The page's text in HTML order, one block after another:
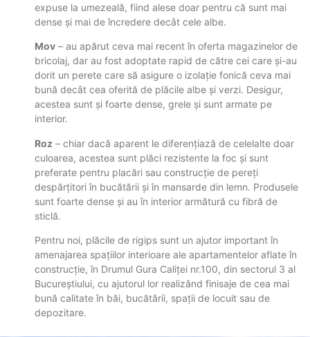
expuse la umezeală, fiind alese doar pentru că sunt mai
dense și mai de încredere decât cele albe.
Mov – au apărut ceva mai recent în oferta magazinelor de
bricolaj, dar au fost adoptate rapid de către cei care și-au
dorit un perete care să asigure o izolație fonică ceva mai
bună decât cea oferită de plăcile albe și verzi. Desigur,
acestea sunt și foarte dense, grele și sunt armate pe
interior.
Roz – chiar dacă aparent le diferențiază de celelalte doar
culoarea, acestea sunt plăci rezistente la foc și sunt
preferate pentru placări sau construcție de pereți
despărțitori în bucătării și în mansarde din lemn. Produsele
sunt foarte dense și au în interior armătură cu fibră de
sticlă.
Pentru noi, plăcile de rigips sunt un ajutor important în
amenajarea spațiilor interioare ale apartamentelor aflate în
construcție, în Drumul Gura Caliței nr.100, din sectorul 3 al
Bucureștiului, cu ajutorul lor realizând finisaje de cea mai
bună calitate în băi, bucătării, spații de locuit sau de
depozitare.